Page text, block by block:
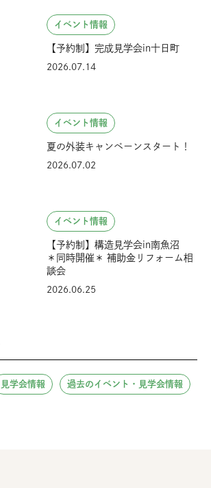
イベント情報
【予約制】完成見学会in十日町
2026.07.14
イベント情報
夏の外装キャンペーンスタート！
2026.07.02
イベント情報
【予約制】構造見学会in南魚沼
＊同時開催＊ 補助金リフォーム相
談会
2026.06.25
見学会情報 過去のイベント・見学会情報